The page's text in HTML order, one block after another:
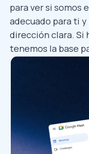
para ver si somos
adecuado para ti
dirección clara. Si
tenemos la base